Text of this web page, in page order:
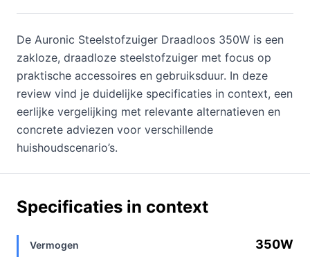
De Auronic Steelstofzuiger Draadloos 350W is een
zakloze, draadloze steelstofzuiger met focus op
praktische accessoires en gebruiksduur. In deze
review vind je duidelijke specificaties in context, een
eerlijke vergelijking met relevante alternatieven en
concrete adviezen voor verschillende
huishoudscenario’s.
Specificaties in context
Vermogen 350W